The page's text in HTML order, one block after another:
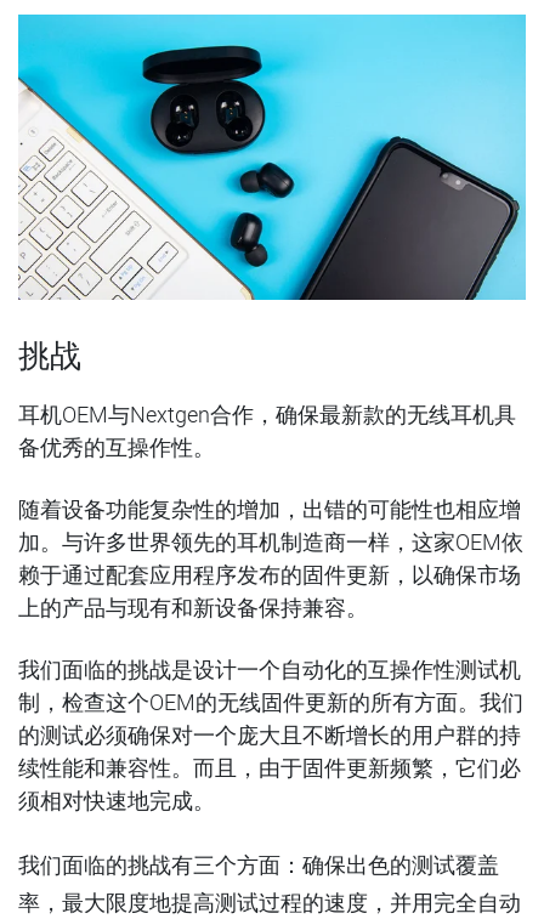
挑战
耳机OEM与Nextgen合作，确保最新款的无线耳机具
备优秀的互操作性。
随着设备功能复杂性的增加，出错的可能性也相应增
加。与许多世界领先的耳机制造商一样，这家OEM依
赖于通过配套应用程序发布的固件更新，以确保市场
上的产品与现有和新设备保持兼容。
我们面临的挑战是设计一个自动化的互操作性测试机
制，检查这个OEM的无线固件更新的所有方面。我们
的测试必须确保对一个庞大且不断增长的用户群的持
续性能和兼容性。而且，由于固件更新频繁，它们必
须相对快速地完成。
我们面临的挑战有三个方面：确保出色的测试覆盖
率，最大限度地提高测试过程的速度，并用完全自动